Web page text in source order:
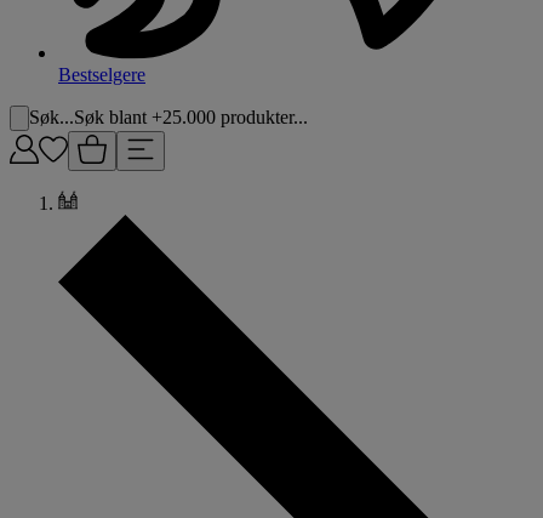
Bestselgere
Søk...Søk blant +25.000 produkter...